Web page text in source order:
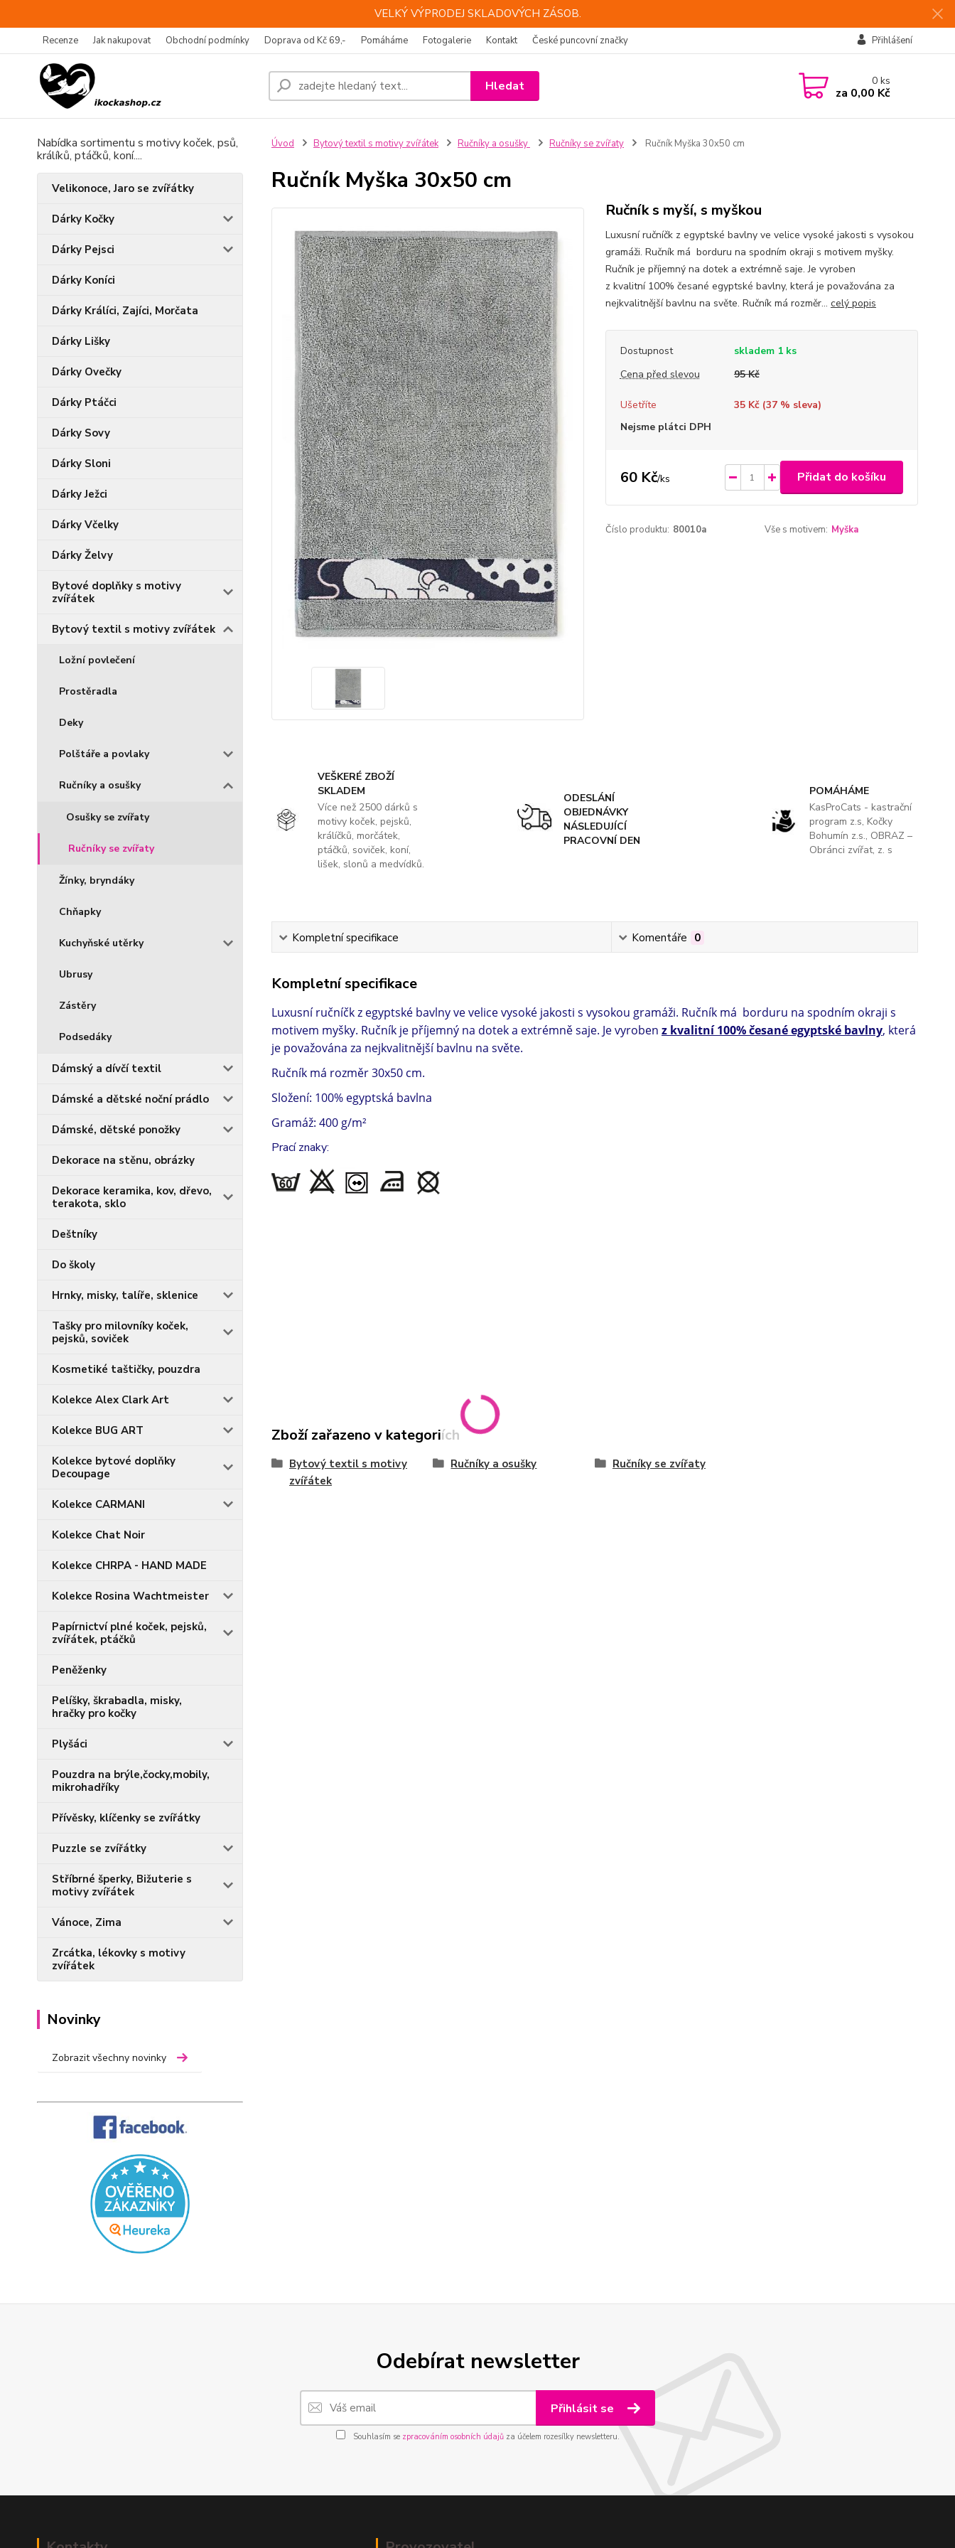
VELKÝ VÝPRODEJ SKLADOVÝCH ZÁSOB.
Recenze Jak nakupovat Obchodní podmínky Doprava od Kč 69,- Pomáháme Fotogalerie Kontakt České puncovní značky Přihlášení
Hledat 0ks
za 0,00 Kč
Nabídka sortimentu s motivy koček, psů,
králíků, ptáčků, koní....
Velikonoce, Jaro se zvířátky
Dárky Kočky
Dárky Pejsci
Dárky Koníci
Dárky Králíci, Zajíci, Morčata
Dárky Lišky
Dárky Ovečky
Dárky Ptáčci
Dárky Sovy
Dárky Sloni
Dárky Ježci
Dárky Včelky
Dárky Želvy
Bytové doplňky s motivy
zvířátek
Bytový textil s motivy zvířátek
Ložní povlečení
Prostěradla
Deky
Polštáře a povlaky
Ručníky a osušky
Osušky se zvířaty
Ručníky se zvířaty
Žínky, bryndáky
Chňapky
Kuchyňské utěrky
Ubrusy
Zástěry
Podsedáky
Dámský a dívčí textil
Dámské a dětské noční prádlo
Dámské, dětské ponožky
Dekorace na stěnu, obrázky
Dekorace keramika, kov, dřevo,
terakota, sklo
Deštníky
Do školy
Hrnky, misky, talíře, sklenice
Tašky pro milovníky koček,
pejsků, soviček
Kosmetiké taštičky, pouzdra
Kolekce Alex Clark Art
Kolekce BUG ART
Kolekce bytové doplňky
Decoupage
Kolekce CARMANI
Kolekce Chat Noir
Kolekce CHRPA - HAND MADE
Kolekce Rosina Wachtmeister
Papírnictví plné koček, pejsků,
zvířátek, ptáčků
Peněženky
Pelíšky, škrabadla, misky,
hračky pro kočky
Plyšáci
Pouzdra na brýle,čocky,mobily,
mikrohadříky
Přívěsky, klíčenky se zvířátky
Puzzle se zvířátky
Stříbrné šperky, Bižuterie s
motivy zvířátek
Vánoce, Zima
Zrcátka, lékovky s motivy
zvířátek
Novinky
Zobrazit všechny novinky
Úvod Bytový textil s motivy zvířátek Ručníky a osušky Ručníky se zvířaty Ručník Myška 30x50 cm
Ručník Myška 30x50 cm
Ručník s myší, s myškou
Luxusní ručníčk z egyptské bavlny ve velice vysoké jakosti s vysokou
gramáži. Ručník má borduru na spodním okraji s motivem myšky.
Ručník je příjemný na dotek a extrémně saje. Je vyroben
z kvalitní 100% česané egyptské bavlny, která je považována za
nejkvalitnější bavlnu na světe. Ručník má rozměr... celý popis
Dostupnost
skladem 1 ks
Cena před slevou
95 Kč
Ušetříte 35 Kč (37% sleva)
Nejsme plátci DPH
60 Kč/ks Přidat do košíku
Číslo produktu: 80010a Vše s motivem: Myška
VEŠKERÉ ZBOŽÍ
SKLADEM
Více než 2500 dárků s
motivy koček, pejsků,
králíčků, morčátek,
ptáčků, soviček, koní,
lišek, slonů a medvídků.
ODESLÁNÍ
OBJEDNÁVKY
NÁSLEDUJÍCÍ
PRACOVNÍ DEN
POMÁHÁME
KasProCats - kastrační
program z.s, Kočky
Bohumín z.s., OBRAZ –
Obránci zvířat, z. s
Kompletní specifikace Komentáře 0
Kompletní specifikace
Luxusní ručníčk z egyptské bavlny ve velice vysoké jakosti s vysokou gramáži. Ručník má borduru na spodním okraji s
motivem myšky. Ručník je příjemný na dotek a extrémně saje. Je vyroben z kvalitní 100% česané egyptské bavlny, která
je považována za nejkvalitnější bavlnu na světe.
Ručník má rozměr 30x50 cm.
Složení: 100% egyptská bavlna
Gramáž: 400 g/m²
Prací znaky:
Zboží zařazeno v kategoriích
Bytový textil s motivy
zvířátek
Ručníky a osušky Ručníky se zvířaty
Odebírat newsletter
Přihlásit se
Souhlasím se zpracováním osobních údajůza účelem rozesílky newsletteru.